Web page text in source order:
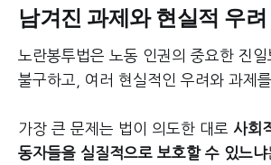
남겨진 과제와 현실적 우려
노란봉투법은 노동 인권의 중요한 진
불구하고, 여러 현실적인 우려와 과제
가장 큰 문제는 법이 의도한 대로 사회
동자들을 실질적으로 보호할 수 있느냐